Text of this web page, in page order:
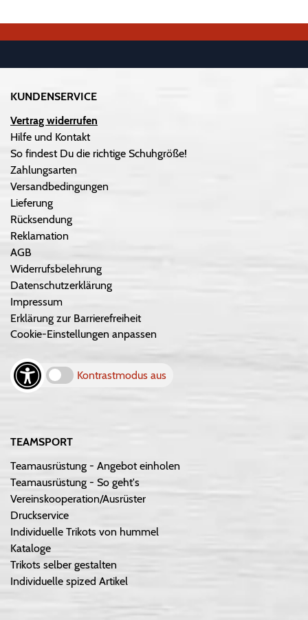
KUNDENSERVICE
Vertrag widerrufen
Hilfe und Kontakt
So findest Du die richtige Schuhgröße!
Zahlungsarten
Versandbedingungen
Lieferung
Rücksendung
Reklamation
AGB
Widerrufsbelehrung
Datenschutzerklärung
Impressum
Erklärung zur Barrierefreiheit
Cookie-Einstellungen anpassen
Kontrastmodus aus
TEAMSPORT
Teamausrüstung - Angebot einholen
Teamausrüstung - So geht's
Vereinskooperation/Ausrüster
Druckservice
Individuelle Trikots von hummel
Kataloge
Trikots selber gestalten
Individuelle spized Artikel